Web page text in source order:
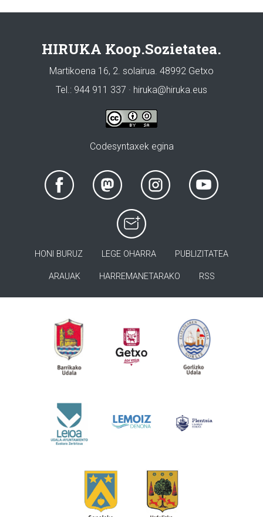
HIRUKA Koop.Sozietatea.
Martikoena 16, 2. solairua. 48992 Getxo
Tel.: 944 911 337 · hiruka@hiruka.eus
Codesyntaxek egina
HONI BURUZ LEGE OHARRA PUBLIZITATEA
ARAUAK HARREMANETARAKO RSS